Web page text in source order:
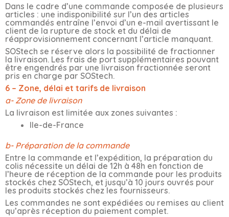
Dans le cadre d’une commande composée de plusieurs
articles : une indisponibilité sur l’un des articles
commandés entraîne l’envoi d’un e-mail avertissant le
client de la rupture de stock et du délai de
réapprovisionnement concernant l’article manquant.
SOStech se réserve alors la possibilité de fractionner
la livraison. Les frais de port supplémentaires pouvant
être engendrés par une livraison fractionnée seront
pris en charge par SOStech.
6 – Zone, délai et tarifs de livraison
a- Zone de livraison
La livraison est limitée aux zones suivantes :
Ile-de-France
b- Préparation de la commande
Entre la commande et l’expédition, la préparation du
colis nécessite un délai de 12h à 48h en fonction de
l’heure de réception de la commande pour les produits
stockés chez SOStech, et jusqu’à 10 jours ouvrés pour
les produits stockés chez les fournisseurs.
Les commandes ne sont expédiées ou remises au client
qu’après réception du paiement complet.